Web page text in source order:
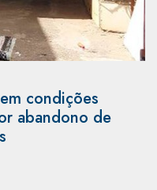
condições
abandono de